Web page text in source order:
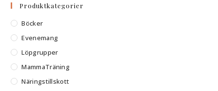
Produktkategorier
Böcker
Evenemang
Löpgrupper
MammaTräning
Näringstillskott